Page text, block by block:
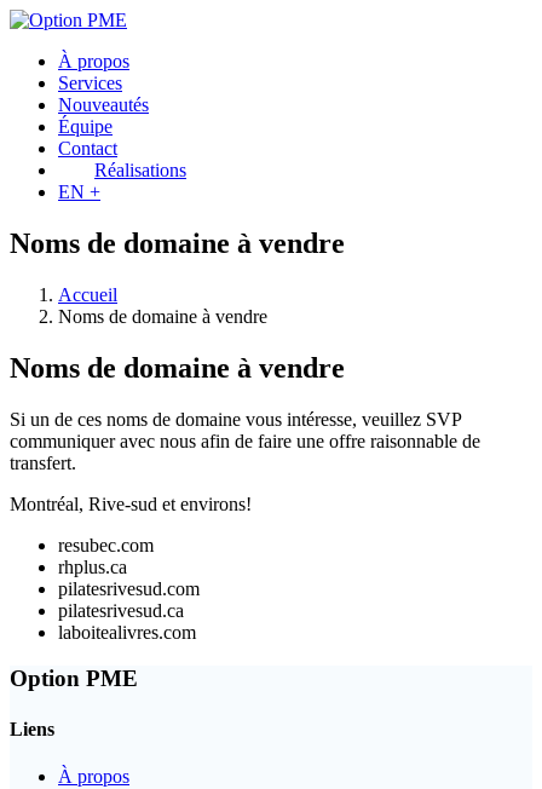
À propos
Services
Nouveautés
Équipe
Contact
Réalisations
EN +
Noms de domaine à vendre
Accueil
Noms de domaine à vendre
Noms de domaine à vendre
Si un de ces noms de domaine vous intéresse, veuillez SVP
communiquer avec nous afin de faire une offre raisonnable de
transfert.
Montréal, Rive-sud et environs!
resubec.com
rhplus.ca
pilatesrivesud.com
pilatesrivesud.ca
laboitealivres.com
Option PME
Liens
À propos